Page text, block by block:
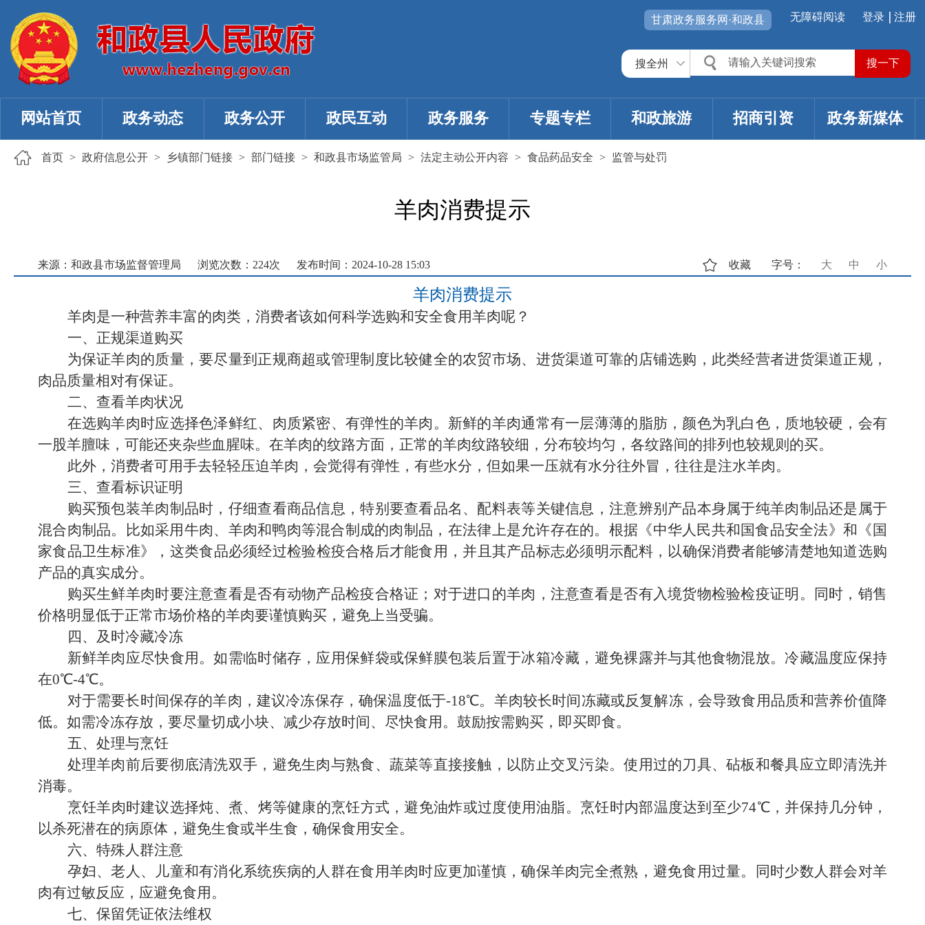
登录 注册
无障碍阅读
甘肃政务服务网·和政县
搜全州
网站首页 政务动态 政务公开 政民互动 政务服务 专题专栏 和政旅游 招商引资 政务新媒体
首页 > 政府信息公开 > 乡镇部门链接 > 部门链接 > 和政县市场监管局 > 法定主动公开内容 > 食品药品安全 > 监管与处罚
羊肉消费提示
来源：和政县市场监督管理局 浏览次数： 224次 发布时间：2024-10-28 15:03 字号： 大 中 小
收藏
羊肉消费提示
羊肉是一种营养丰富的肉类，消费者该如何科学选购和安全食用羊肉呢？
一、正规渠道购买
为保证羊肉的质量，要尽量到正规商超或管理制度比较健全的农贸市场、进货渠道可靠的店铺选购，此类经营者进货渠道正规，
肉品质量相对有保证。
二、查看羊肉状况
在选购羊肉时应选择色泽鲜红、肉质紧密、有弹性的羊肉。新鲜的羊肉通常有一层薄薄的脂肪，颜色为乳白色，质地较硬，会有
一股羊膻味，可能还夹杂些血腥味。在羊肉的纹路方面，正常的羊肉纹路较细，分布较均匀，各纹路间的排列也较规则的买。
此外，消费者可用手去轻轻压迫羊肉，会觉得有弹性，有些水分，但如果一压就有水分往外冒，往往是注水羊肉。
三、查看标识证明
购买预包装羊肉制品时，仔细查看商品信息，特别要查看品名、配料表等关键信息，注意辨别产品本身属于纯羊肉制品还是属于
混合肉制品。比如采用牛肉、‌羊肉和鸭肉等混合制成的肉制品，‌在法律上是允许存在的。‌根据《中华人民共和国食品安全法》‌和《‌国
家食品卫生标准》‌，‌这类食品必须经过检验检疫合格后才能食用，‌并且其产品标志必须明示配料，‌以确保消费者能够清楚地知道选购
产品的真实成分。
购买生鲜羊肉时要注意查看是否有动物产品检疫合格证；对于进口的羊肉，注意查看是否有入境货物检验检疫证明。同时，销售
价格明显低于正常市场价格的羊肉要谨慎购买，避免上当受骗。
四、及时冷藏冷冻
新鲜羊肉应尽快食用。如需临时储存，应用保鲜袋或保鲜膜包装后置于冰箱冷藏，避免裸露并与其他食物混放。冷藏温度应保持
在0℃-4℃。
对于需要长时间保存的羊肉，建议冷冻保存，确保温度低于-18℃。羊肉较长时间冻藏或反复解冻，会导致食用品质和营养价值降
低。如需冷冻存放，要尽量切成小块、减少存放时间、尽快食用。鼓励按需购买，即买即食。
五、处理与烹饪
处理羊肉前后要彻底清洗双手，避免生肉与熟食、蔬菜等直接接触，以防止交叉污染。使用过的刀具、砧板和餐具应立即清洗并
消毒。
烹饪羊肉时建议选择炖、煮、烤等健康的烹饪方式，避免油炸或过度使用油脂。烹饪时内部温度达到至少74℃，并保持几分钟，
以杀死潜在的病原体，避免生食或半生食，确保食用安全。
六、特殊人群注意
孕妇、老人、儿童和有消化系统疾病的人群在食用羊肉时应更加谨慎，确保羊肉完全煮熟，避免食用过量。同时少数人群会对羊
肉有过敏反应，应避免食用。
七、保留凭证依法维权